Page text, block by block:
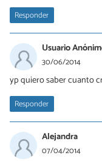
Responder
Usuario
30/06/2014
yp quiero saber cuanto
Responder
Alejandra
07/04/2014